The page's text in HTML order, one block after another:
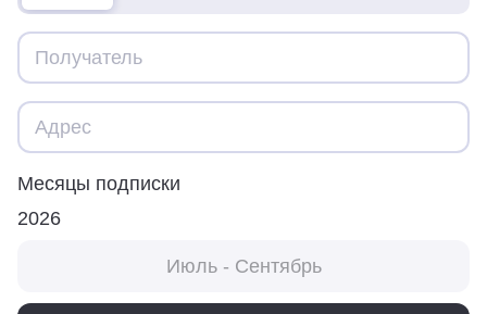
Месяцы подписки
2026
Июль - Сентябрь